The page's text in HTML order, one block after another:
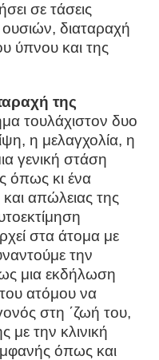
σε τάσεις
διαταραχή
ύπνου και της
της
τουλάχιστον δυο
η μελαγχολία, η
γενική στάση
όπως κι ένα
απώλειας της
στα άτομα με
την
μια εκδήλωση
ατόμου να
στη ΄ζωή του,
με την κλινική
όπως και